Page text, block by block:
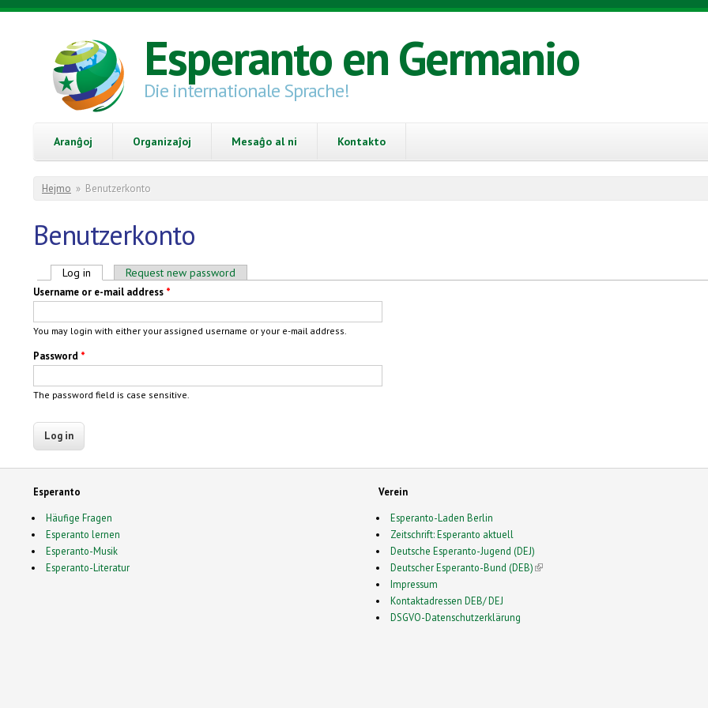
Skip to main content
Esperanto en Germanio
Die internationale Sprache!
Aranĝoj Organizaĵoj Mesaĝo al ni Kontakto
You are here
Hejmo » Benutzerkonto
Benutzerkonto
Primary tabs
Log in (active tab)Request new password
Username or e-mail address *
You may login with either your assigned username or your e-mail address.
Password *
The password field is case sensitive.
Esperanto
Häufige Fragen
Esperanto lernen
Esperanto-Musik
Esperanto-Literatur
Verein
Esperanto-Laden Berlin
Zeitschrift: Esperanto aktuell
Deutsche Esperanto-Jugend (DEJ)
Deutscher Esperanto-Bund (DEB)(link is external)
Impressum
Kontaktadressen DEB/ DEJ
DSGVO-Datenschutzerklärung